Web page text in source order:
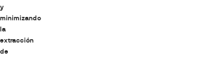
y
minimizando
la
extracción
de